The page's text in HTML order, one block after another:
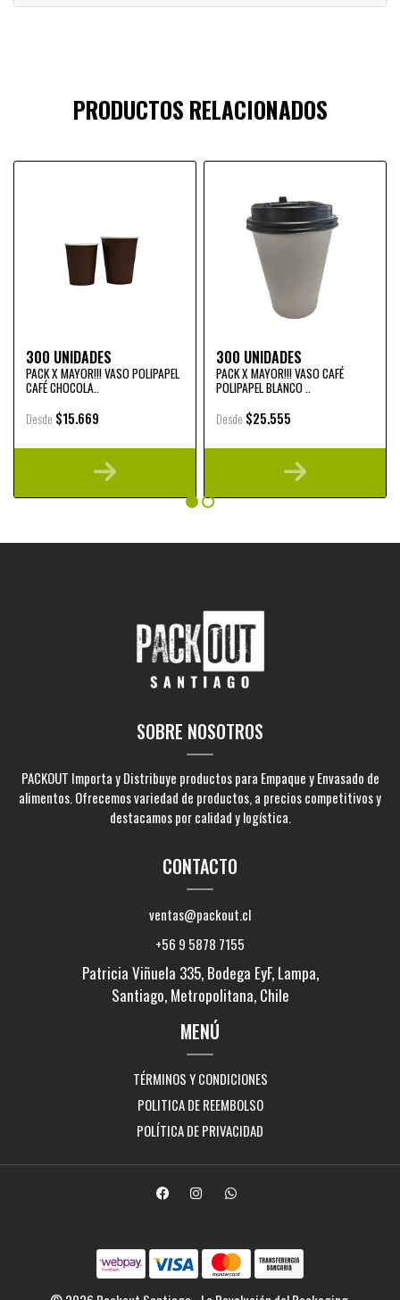
PRODUCTOS RELACIONADOS
300 UNIDADES
PACK X MAYOR!!! VASO POLIPAPEL
CAFÉ CHOCOLA..
Desde $15.669
300 UNIDADES
PACK X MAYOR!!! VASO CAFÉ
POLIPAPEL BLANCO ..
Desde $25.555
SOBRE NOSOTROS
PACKOUT Importa y Distribuye productos para Empaque y Envasado de
alimentos. Ofrecemos variedad de productos, a precios competitivos y
destacamos por calidad y logística.
CONTACTO
ventas@packout.cl
+56 9 5878 7155
Patricia Viñuela 335, Bodega EyF, Lampa,
Santiago, Metropolitana, Chile
MENÚ
TÉRMINOS Y CONDICIONES
POLITICA DE REEMBOLSO
POLÍTICA DE PRIVACIDAD